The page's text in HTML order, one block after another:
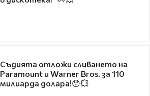
Съдията отложи сливането на
Paramount и Warner Bros. за 110
милиарда долара!😯💥